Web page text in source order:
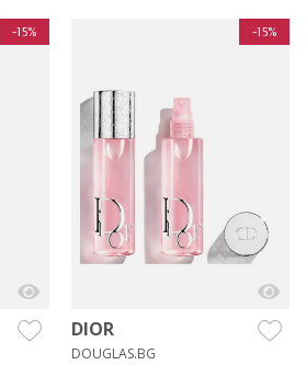
-15% -15%
DIOR
DOUGLAS.BG